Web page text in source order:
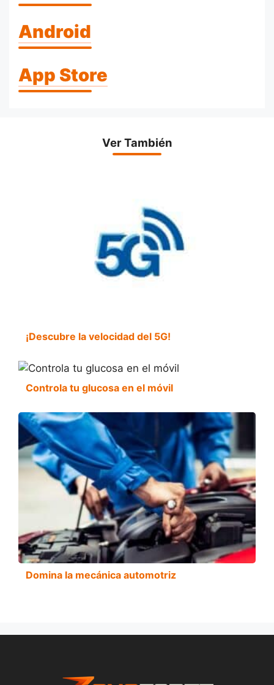
Android
App Store
Ver También
¡Descubre la velocidad del 5G!
Controla tu glucosa en el móvil
Domina la mecánica automotriz